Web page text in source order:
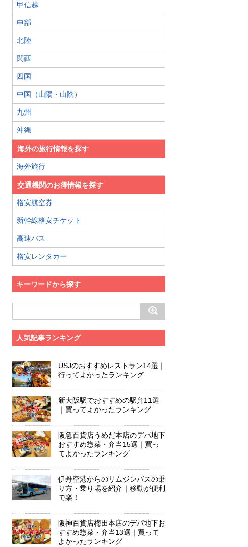
甲信越
中部
北陸
関西
四国
中国（山陽・山陰）
九州
沖縄
海外の旅行情報を探す
海外旅行
交通機関のお得情報を探す
格安航空券
新幹線格安チケット
高速バス
格安レンタカー
キーワードから探す
人気記事ランキング
USJのおすすめレストラン14選｜
行ってよかったランキング
新大阪駅でおすすめの駅弁11選
｜買ってよかったランキング
阪急百貨店うめだ本店のデパ地下
おすすめ惣菜・弁当15選｜買っ
てよかったランキング
伊丹空港からのリムジンバスの乗
り方・乗り場を紹介｜移動が便利
で楽！
阪神百貨店梅田本店のデパ地下お
すすめ惣菜・弁当13選｜買って
よかったランキング